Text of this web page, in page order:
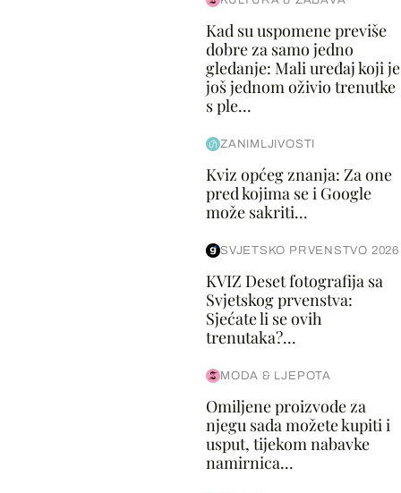
Kad su uspomene previše
dobre za samo jedno
gledanje: Mali uređaj koji je
još jednom oživio trenutke
s ple...
ZANIMLJIVOSTI
Kviz općeg znanja: Za one
pred kojima se i Google
može sakriti...
SVJETSKO PRVENSTVO 2026
KVIZ Deset fotografija sa
Svjetskog prvenstva:
Sjećate li se ovih
trenutaka?...
MODA & LJEPOTA
Omiljene proizvode za
njegu sada možete kupiti i
usput, tijekom nabavke
namirnica...